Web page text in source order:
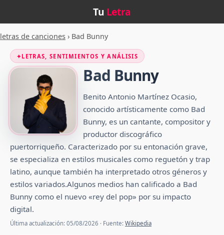
Tu Letra
letras de canciones › Bad Bunny
✦LETRAS, SENTIMIENTOS Y ANÁLISIS
Bad Bunny
Benito Antonio Martínez Ocasio,
conocido artísticamente como Bad
Bunny, es un cantante, compositor y
productor discográfico
puertorriqueño. Caracterizado por su entonación grave,
se especializa en estilos musicales como reguetón y trap
latino, aunque también ha interpretado otros géneros y
estilos variados.Algunos medios han calificado a Bad
Bunny como el nuevo «rey del pop» por su impacto
digital.
Última actualización: 05/08/2026 · Fuente: Wikipedia